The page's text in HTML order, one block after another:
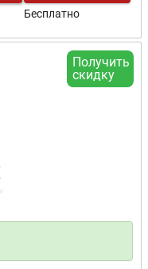
Бесплатно
Получить
скидку